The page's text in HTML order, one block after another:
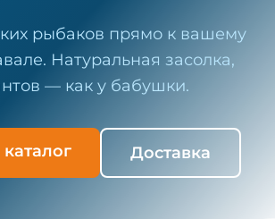
рыбаков прямо к вашему
Натуральная засолка,
— как у бабушки.
Доставка